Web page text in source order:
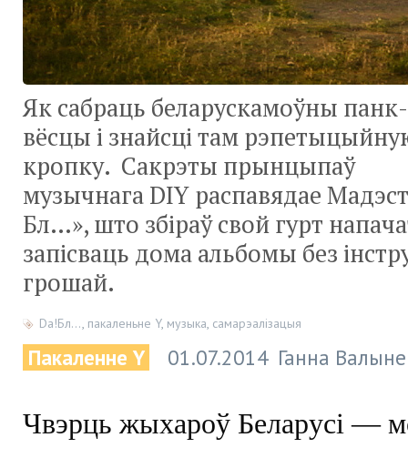
Як сабраць беларускамоўны
вёсцы і знайсці там
кропку. Сакрэты прынцыпаў
музычнага DIY распавядае
Бл…», што збіраў свой гурт
запісваць дома альбомы без
грошай.
Da!Бл…, пакаленьне Y, музыка, самарэалізацыя
Пакаленне Y 01.07.2014 Ганна
Чвэрць жыхароў Беларусі —